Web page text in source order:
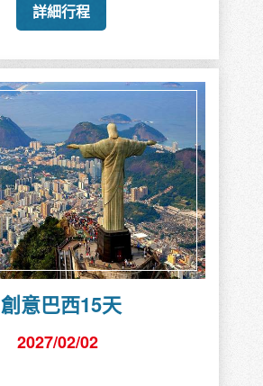
詳細行程
創意巴西15天
2027/02/02